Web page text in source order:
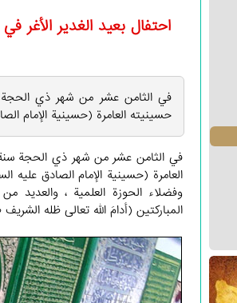
احتفال بعيد الغدير الأغر
حسينيته العامرة (حسينية الإمام
العامرة (حسينية الإمام الصادق عليه
وفضلاء الحوزة العلمية ، والعديد
المباركتين (أدامَ الله تعالى ظله